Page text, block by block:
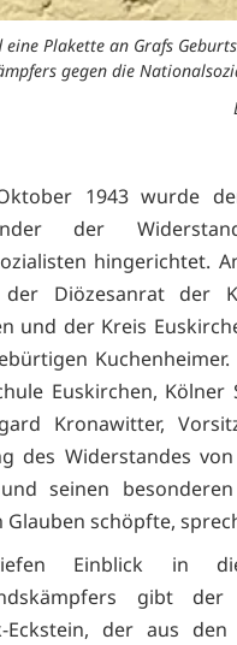
Plakette an Grafs
gegen die
1943 wurde
der
hingerichtet.
der Diözesanrat der
und der Kreis
Euskirchen,
Kronawitter,
des Widerstandes
seinen
Glauben schöpfte,
Einblick in
gibt
Eckstein, der aus